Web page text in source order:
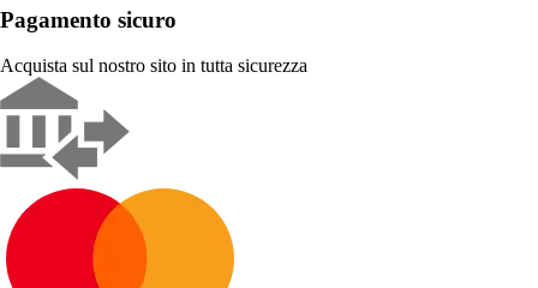
Pagamento sicuro
Acquista sul nostro sito in tutta sicurezza